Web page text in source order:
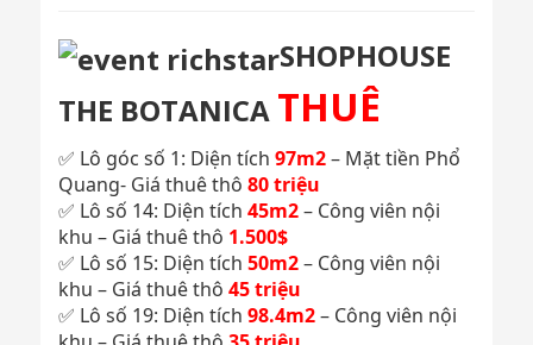
SHOPHOUSE
THE BOTANICA THUÊ
✅ Lô góc số 1: Diện tích 97m2– Mặt tiền Phổ
Quang- Giá thuê thô 80 triệu
✅ Lô số 14: Diện tích 45m2– Công viên nội
khu – Giá thuê thô 1.500$
✅ Lô số 15: Diện tích 50m2– Công viên nội
khu – Giá thuê thô 45 triệu
✅ Lô số 19: Diện tích 98.4m2– Công viên nội